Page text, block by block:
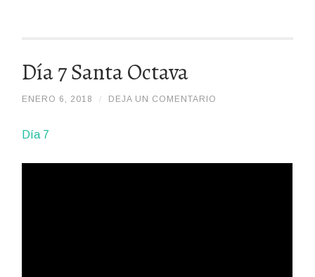
Día 7 Santa Octava
ENERO 6, 2018
// DEJA UN COMENTARIO
Día 7